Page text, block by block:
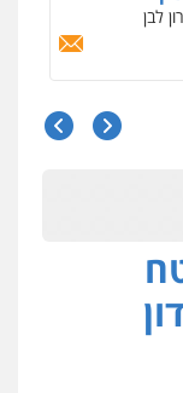
לבן
עורכי דין
צבא